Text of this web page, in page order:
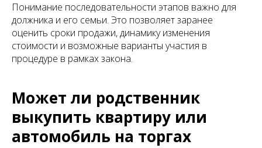
Понимание последовательности этапов важно для
должника и его семьи. Это позволяет заранее
оценить сроки продажи, динамику изменения
стоимости и возможные варианты участия в
процедуре в рамках закона.
Может ли родственник
выкупить квартиру или
автомобиль на торгах